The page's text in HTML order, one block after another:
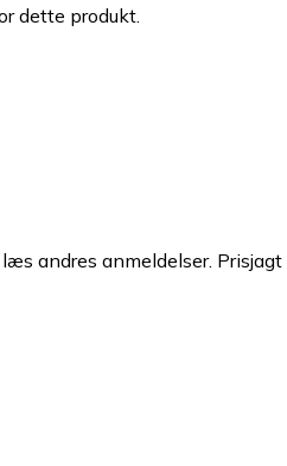
dette produkt.
andres anmeldelser.